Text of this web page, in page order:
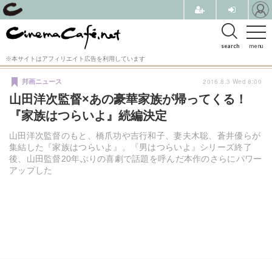
menu
search
※本サイトはアフィリエイト広告を利用しています
山田洋次監督×あの豪華家族が帰ってくる！
『家族はつらいよ』続編決定
山田洋次監督のもと、橋爪功や吉行和子、妻夫木聡、蒼井優らが
集結した『家族はつらいよ』。『男はつらいよ』シリーズ終了
後、山田監督20年ぶりの喜劇で話題を呼んだ本作のさらにパワー
アップした
邦画ニュース 2016.8.3 Wed 8:00